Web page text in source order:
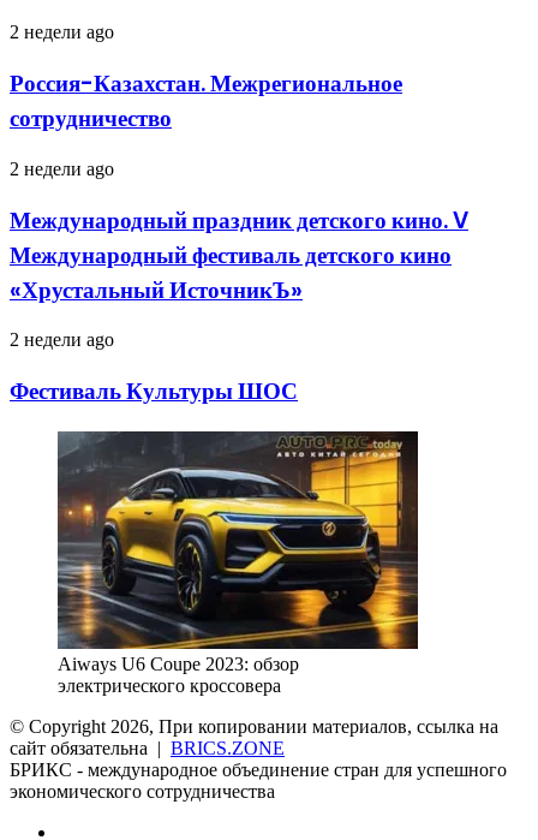
Китайский
форум
Россия-
Межрегиональное
сотрудничество
2 недели ago
Россия-Казахстан. Межрегиональное
сотрудничество
Международный
детского
кино.
V
фестиваль
кино
ИсточникЪ»
2 недели ago
Международный праздник детского кино. V
Международный фестиваль детского кино
«Хрустальный ИсточникЪ»
Фестиваль
ШОС
2 недели ago
Фестиваль Культуры ШОС
Aiways U6 Coupe 2023: обзор
электрического кроссовера
© Copyright 2026, При копировании материалов, ссылка на
сайт обязательна | BRICS.ZONE
БРИКС - международное объединение стран для успешного
экономического сотрудничества